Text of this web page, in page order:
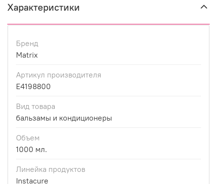
Характеристики
Бренд
Matrix
Артикул производителя
E4198800
Вид товара
бальзамы и кондиционеры
Объем
1000 мл.
Линейка продуктов
Instacure